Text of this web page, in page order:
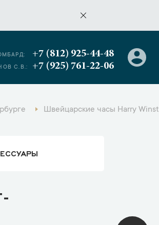
+7 (812) 925-44-48
С.В.: +7 (925) 761-22-06
Швейцарские часы Harry